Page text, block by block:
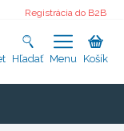
Registrácia do B2B
Hľadať Menu Košík